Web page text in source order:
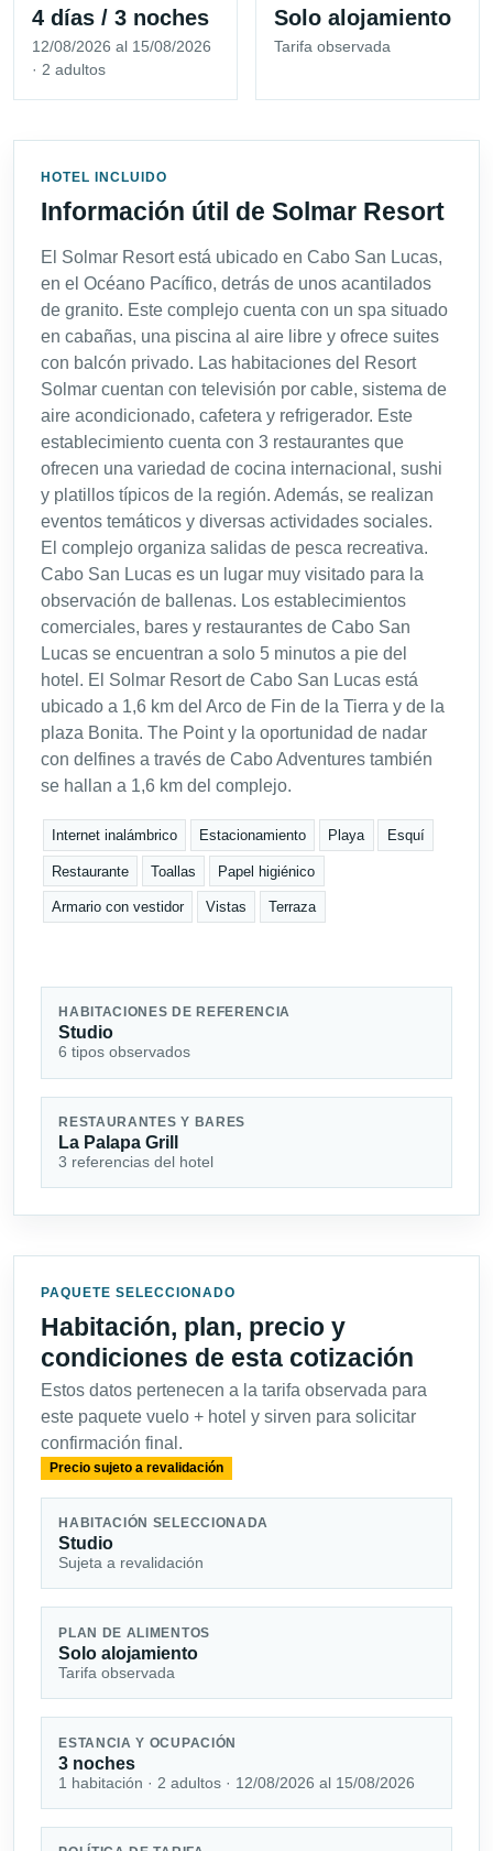
4 días / 3 noches
12/08/2026 al 15/08/2026
· 2 adultos
Solo alojamiento
Tarifa observada
HOTEL INCLUIDO
Información útil de Solmar Resort
El Solmar Resort está ubicado en Cabo San Lucas,
en el Océano Pacífico, detrás de unos acantilados
de granito. Este complejo cuenta con un spa situado
en cabañas, una piscina al aire libre y ofrece suites
con balcón privado. Las habitaciones del Resort
Solmar cuentan con televisión por cable, sistema de
aire acondicionado, cafetera y refrigerador. Este
establecimiento cuenta con 3 restaurantes que
ofrecen una variedad de cocina internacional, sushi
y platillos típicos de la región. Además, se realizan
eventos temáticos y diversas actividades sociales.
El complejo organiza salidas de pesca recreativa.
Cabo San Lucas es un lugar muy visitado para la
observación de ballenas. Los establecimientos
comerciales, bares y restaurantes de Cabo San
Lucas se encuentran a solo 5 minutos a pie del
hotel. El Solmar Resort de Cabo San Lucas está
ubicado a 1,6 km del Arco de Fin de la Tierra y de la
plaza Bonita. The Point y la oportunidad de nadar
con delfines a través de Cabo Adventures también
se hallan a 1,6 km del complejo.
Internet inalámbrico Estacionamiento Playa Esquí
Restaurante Toallas Papel higiénico
Armario con vestidor Vistas Terraza
HABITACIONES DE REFERENCIA
Studio
6 tipos observados
RESTAURANTES Y BARES
La Palapa Grill
3 referencias del hotel
PAQUETE SELECCIONADO
Habitación, plan, precio y
condiciones de esta cotización
Estos datos pertenecen a la tarifa observada para
este paquete vuelo + hotel y sirven para solicitar
confirmación final.
Precio sujeto a revalidación
HABITACIÓN SELECCIONADA
Studio
Sujeta a revalidación
PLAN DE ALIMENTOS
Solo alojamiento
Tarifa observada
ESTANCIA Y OCUPACIÓN
3 noches
1 habitación · 2 adultos · 12/08/2026 al 15/08/2026